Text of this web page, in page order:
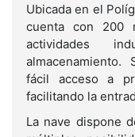
Ubicada en el
cuenta con 200
actividades
almacenamiento.
fácil acceso a
facilitando la
La nave dispone